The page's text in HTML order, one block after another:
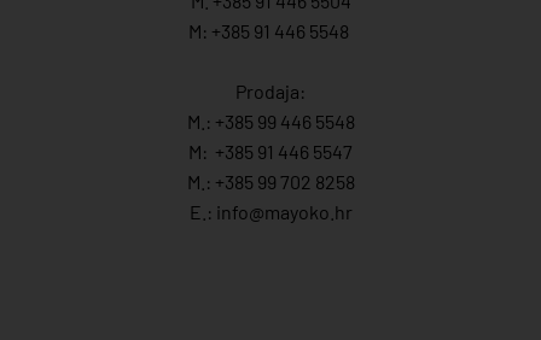
M: +385 91 446 5548
Prodaja:
M.: +385 99 446 5548
M: +385 91 446 5547
M.: +385 99 702 8258
E.: info@mayoko. hr